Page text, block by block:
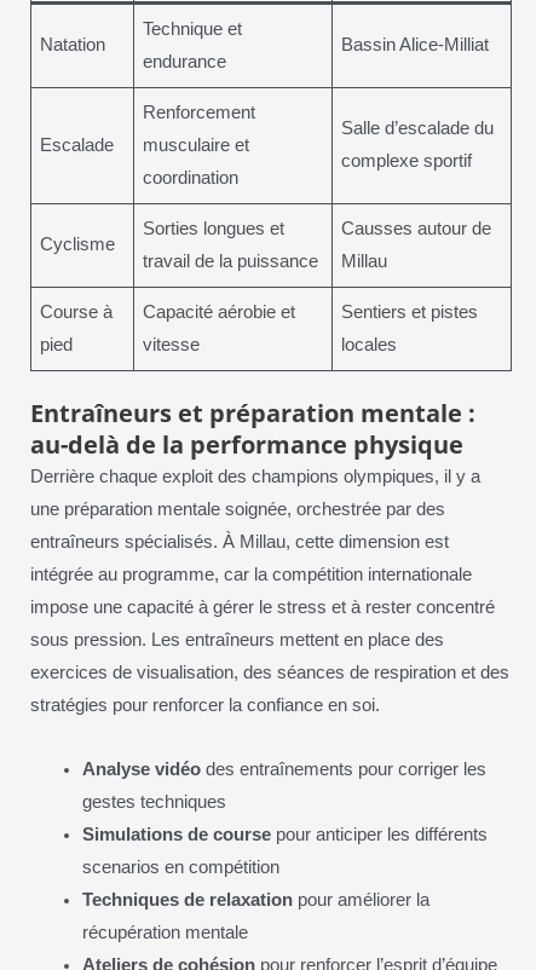
Natation
Technique et
endurance
Bassin Alice-Milliat
Escalade
Renforcement
musculaire et
coordination
Salle d’escalade du
complexe sportif
Cyclisme
Sorties longues et
travail de la puissance
Causses autour de
Millau
Course à
pied
Capacité aérobie et
vitesse
Sentiers et pistes
locales
Entraîneurs et préparation mentale :
au-delà de la performance physique
Derrière chaque exploit des champions olympiques, il y a
une préparation mentale soignée, orchestrée par des
entraîneurs spécialisés. À Millau, cette dimension est
intégrée au programme, car la compétition internationale
impose une capacité à gérer le stress et à rester concentré
sous pression. Les entraîneurs mettent en place des
exercices de visualisation, des séances de respiration et des
stratégies pour renforcer la confiance en soi.
Analyse vidéo des entraînements pour corriger les
gestes techniques
Simulations de course pour anticiper les différents
scenarios en compétition
Techniques de relaxation pour améliorer la
récupération mentale
Ateliers de cohésion pour renforcer l’esprit d’équipe